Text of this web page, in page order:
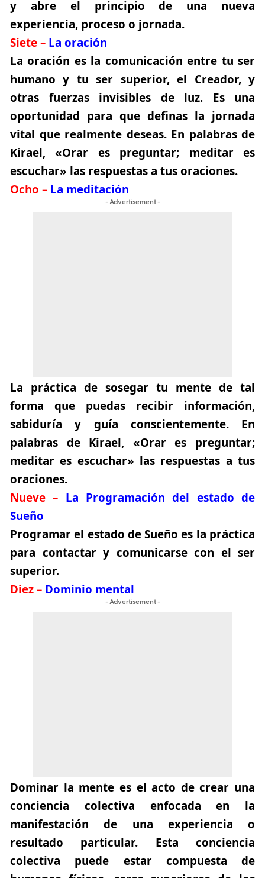
y abre el principio de una nueva
experiencia, proceso o jornada.
Siete – La oración
La oración es la comunicación entre tu ser
humano y tu ser superior, el Creador, y
otras fuerzas invisibles de luz. Es una
oportunidad para que definas la jornada
vital que realmente deseas. En palabras de
Kirael, «Orar es preguntar; meditar es
escuchar» las respuestas a tus oraciones.
Ocho – La meditación
- Advertisement -
La práctica de sosegar tu mente de tal
forma que puedas recibir información,
sabiduría y guía conscientemente. En
palabras de Kirael, «Orar es preguntar;
meditar es escuchar» las respuestas a tus
oraciones.
Nueve – La Programación del estado de
Sueño
Programar el estado de Sueño es la práctica
para contactar y comunicarse con el ser
superior.
Diez – Dominio mental
- Advertisement -
Dominar la mente es el acto de crear una
conciencia colectiva enfocada en la
manifestación de una experiencia o
resultado particular. Esta conciencia
colectiva puede estar compuesta de